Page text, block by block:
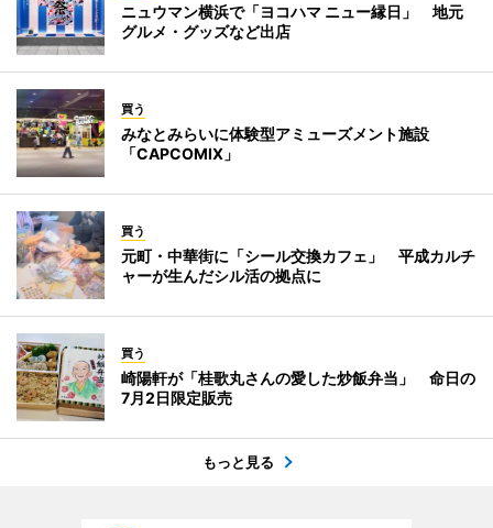
ニュウマン横浜で「ヨコハマ ニュー縁日」 地元
グルメ・グッズなど出店
買う
みなとみらいに体験型アミューズメント施設
「CAPCOMIX」
買う
元町・中華街に「シール交換カフェ」 平成カルチ
ャーが生んだシル活の拠点に
買う
崎陽軒が「桂歌丸さんの愛した炒飯弁当」 命日の
7月2日限定販売
もっと見る